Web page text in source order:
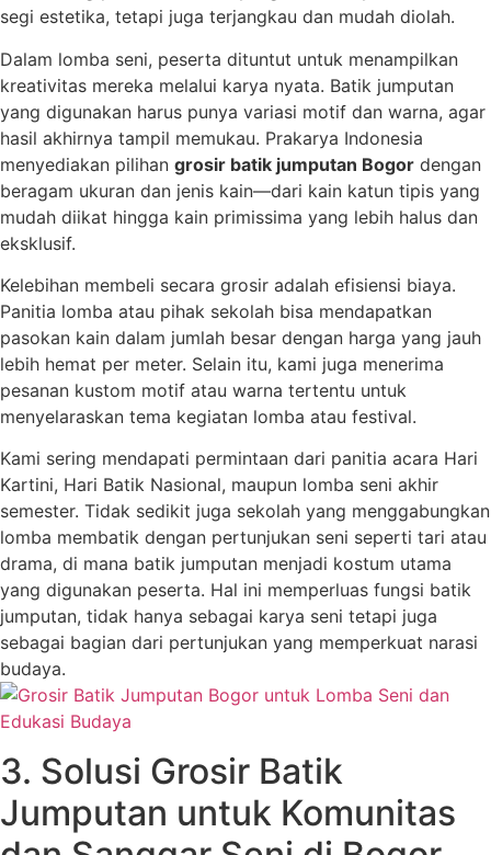
segi estetika, tetapi juga terjangkau dan mudah diolah.
Dalam lomba seni, peserta dituntut untuk menampilkan
kreativitas mereka melalui karya nyata. Batik jumputan
yang digunakan harus punya variasi motif dan warna, agar
hasil akhirnya tampil memukau. Prakarya Indonesia
menyediakan pilihan grosir batik jumputan Bogor dengan
beragam ukuran dan jenis kain—dari kain katun tipis yang
mudah diikat hingga kain primissima yang lebih halus dan
eksklusif.
Kelebihan membeli secara grosir adalah efisiensi biaya.
Panitia lomba atau pihak sekolah bisa mendapatkan
pasokan kain dalam jumlah besar dengan harga yang jauh
lebih hemat per meter. Selain itu, kami juga menerima
pesanan kustom motif atau warna tertentu untuk
menyelaraskan tema kegiatan lomba atau festival.
Kami sering mendapati permintaan dari panitia acara Hari
Kartini, Hari Batik Nasional, maupun lomba seni akhir
semester. Tidak sedikit juga sekolah yang menggabungkan
lomba membatik dengan pertunjukan seni seperti tari atau
drama, di mana batik jumputan menjadi kostum utama
yang digunakan peserta. Hal ini memperluas fungsi batik
jumputan, tidak hanya sebagai karya seni tetapi juga
sebagai bagian dari pertunjukan yang memperkuat narasi
budaya.
3. Solusi Grosir Batik
Jumputan untuk Komunitas